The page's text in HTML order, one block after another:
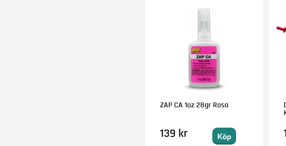
ZAP CA 1oz 28gr Rosa
139 kr Köp